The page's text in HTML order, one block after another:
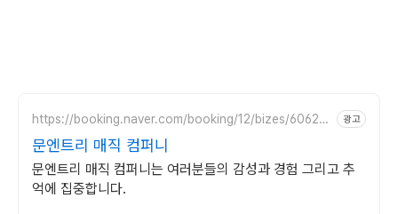
https://booking.naver.com/booking/12/bizes/60629
광고
문엔트리 매직 컴퍼니
문엔트리 매직 컴퍼니는 여러분들의 감성과 경험 그리고 추
억에 집중합니다.